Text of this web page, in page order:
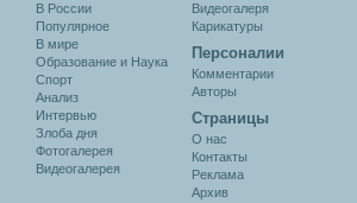
В России
Популярное
В мире
Образование и Наука
Спорт
Анализ
Интервью
Злоба дня
Фотогалерея
Видеогалерея
Видеогалеря
Карикатуры
Персоналии
Комментарии
Авторы
Cтраницы
О нас
Контакты
Реклама
Архив